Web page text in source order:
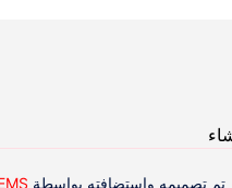
تم تصميمه واستضافته بواسطة